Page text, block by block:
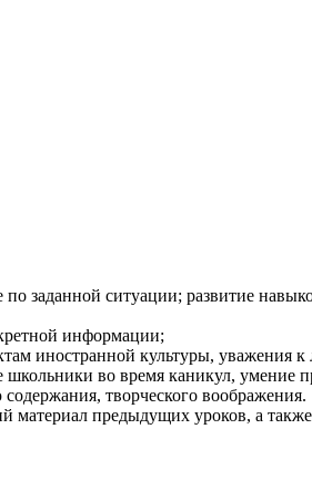
заданной ситуации; развитие
информации;
иностранной культуры, уважения к
во время каникул, умение
творческого воображения.
материал предыдущих уроков, а